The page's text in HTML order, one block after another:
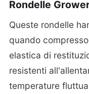
Rondelle
Queste rondelle
quando
elastica di
resistenti
temperature